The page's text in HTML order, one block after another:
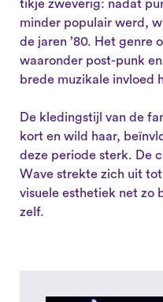
tikje zweverig: nadat
minder populair werd,
de jaren ’80. Het genre
waaronder post-punk
brede muzikale invloed
De kledingstijl van de
kort en wild haar,
deze periode sterk. De
Wave strekte zich uit
visuele esthetiek net zo
zelf.